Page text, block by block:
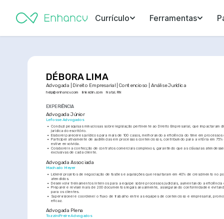
Currículo Ferramentas
DÉBORA LIMA
Advogada | Direito Empresarial | Contencioso | Análise Jurídica
help@enhancv.com linkedin.com Natal, RN
EXPERIÊNCIA
Advogada Júnior
Lefosse Advogados
• Conduzi pesquisas minuciosas sobre legislação pertinente ao Direito Empresarial, que impactaram
jurídica do escritório.
• Elaborei pareceres jurídicos para mais de 100 casos, melhorando a eficiência do time em processos
• Participei ativamente de audiências em processos contenciosos, contribuindo para a vitória em 75%
estive envolvida.
• Colaborei na confecção de contratos comerciais complexos, garantindo que as cláusulas
exclusivas de cada cliente.
Advogada Associada
Machado Meyer
• Liderei projetos de negociação de fusões e aquisições que resultaram em 40% de crescimento no
atendidos.
• Desenvolvi treinamentos internos para a equipe sobre processos judiciais, aumentando a eficiência
• Preparei e revisei mais de 200 documentos legais anualmente, assegurando conformidade e
para os clientes.
•
Supervisionei e coordenei o fluxo de trabalho entre as equipes de contencioso e empresarial,
eficaz.
Advogada Plena
TozziniFreire Advogados